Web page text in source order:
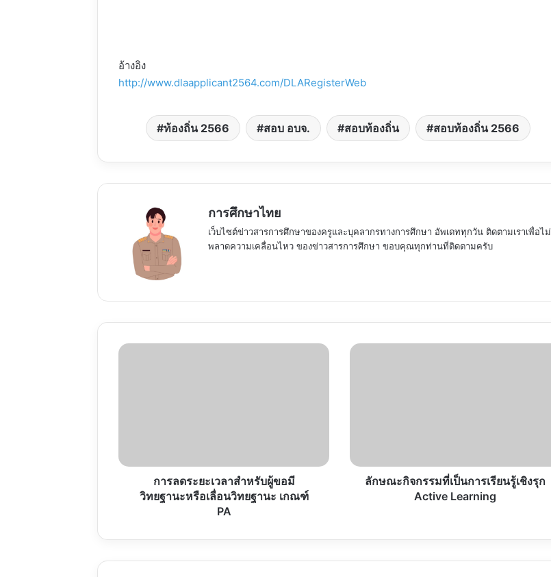
อ้างอิง
http://www.dlaapplicant2564.com/DLARegisterWeb
ท้องถิ่น 2566 สอบ อบจ. สอบท้องถิ่น สอบท้องถิ่น 2566
การศึกษาไทย
เว็บไซต์ข่าวสารการศึกษาของครูและบุคลากรทางการศึกษา อัพเดททุกวัน ติดตามเราเพื่อไม่
พลาดความเคลื่อนไหว ของข่าวสารการศึกษา ขอบคุณทุกท่านที่ติดตามครับ
การ
วิทยฐานะ
การลดระยะเวลาสำหรับผู้ขอมี
วิทยฐานะหรือเลื่อนวิทยฐานะ เกณฑ์
PA
ลักษณะ
Active
Learning
ลักษณะกิจกรรมที่เป็นการเรียนรู้เชิงรุก
Active Learning